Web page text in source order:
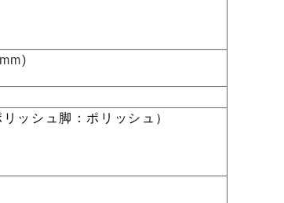
ッシュ脚：ポリッシュ）